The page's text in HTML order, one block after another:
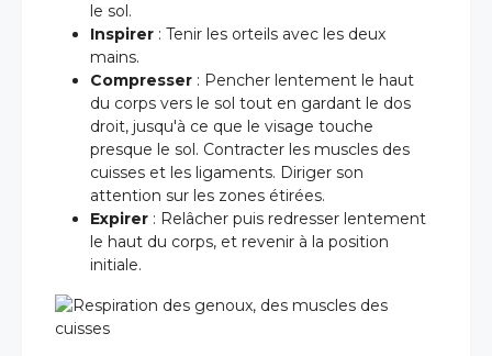
le sol.
Inspirer : Tenir les orteils avec les deux
mains.
Compresser : Pencher lentement le haut
du corps vers le sol tout en gardant le dos
droit, jusqu'à ce que le visage touche
presque le sol. Contracter les muscles des
cuisses et les ligaments. Diriger son
attention sur les zones étirées.
Expirer : Relâcher puis redresser lentement
le haut du corps, et revenir à la position
initiale.